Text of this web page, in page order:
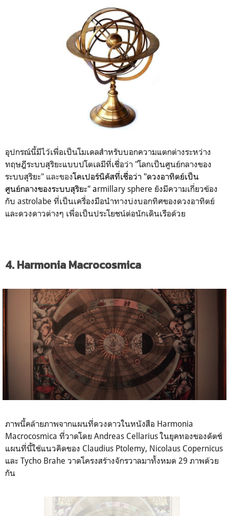
อุปกรณ์นี้มีไว้เพื่อเป็นโมเดลสำหรับบอกความแตกต่างระหว่าง
ทฤษฎีระบบสุริยะแบบปโตเลมีที่เชื่อว่า "โลกเป็นศูนย์กลางของ
ระบบสุริยะ" และของโคเปอร์นิคัสที่เชื่อว่า "ดวงอาทิตย์เป็น
ศูนย์กลางของระบบสุริยะ" armillary sphere ยังมีความเกี่ยวข้อง
กับ astrolabe ที่เป็นเครื่องมือนำทางบ่งบอกทิศของดวงอาทิตย์
และดวงดาวต่างๆ เพื่อเป็นประโยชน์ต่อนักเดินเรือด้วย
4. Harmonia Macrocosmica
ภาพนี้คล้ายภาพจากแผนที่ดวงดาวในหนังสือ Harmonia
Macrocosmica ที่วาดโดย Andreas Cellarius ในยุคทองของดัตช์
แผนที่นี้ใช้แนวคิดของ Claudius Ptolemy, Nicolaus Copernicus
และ Tycho Brahe วาดโครงสร้างจักรวาลมาทั้งหมด 29 ภาพด้วย
กัน